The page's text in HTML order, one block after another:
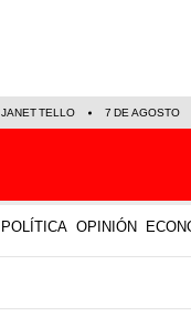
JANET TELLO 7 DE AGOSTO
POLÍTICA OPINIÓN